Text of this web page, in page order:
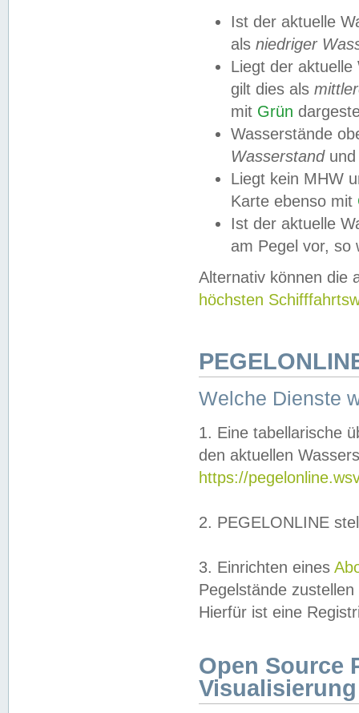
Ist der aktuelle
als niedriger
Liegt der
gilt dies als
mit Grün
Wasserstände
Wasserstandund
Liegt kein MHW
Karte ebenso mit
Ist der aktuelle
am Pegel vor,
Alternativ können die
höchsten
Welche Dienste
1. Eine tabellarische
den aktuellen
https://
2. PEGELONLINE
3. Einrichten eines
Pegelstände
Hierfür ist eine
Open Source
Visualisierung